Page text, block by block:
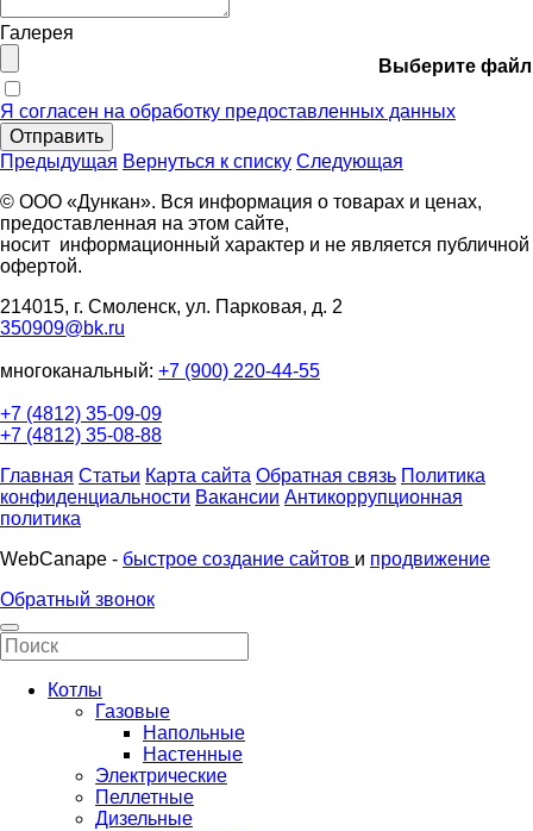
Галерея
Выберите файл
Я согласен на обработку предоставленных данных
Отправить
Предыдущая Вернуться к списку Следующая
© ООО «Дункан». Вся информация о товарах и ценах,
предоставленная на этом сайте,
носит информационный характер и не является публичной
офертой.
214015, г. Смоленск, ул. Парковая, д. 2
350909@bk.ru
многоканальный: +7 (900) 220-44-55
+7 (4812) 35-09-09
+7 (4812) 35-08-88
Главная Статьи Карта сайта Обратная связь Политика
конфиденциальности Вакансии Антикоррупционная
политика
WebCanape - быстрое создание сайтов и продвижение
Обратный звонок
Котлы
Газовые
Напольные
Настенные
Электрические
Пеллетные
Дизельные